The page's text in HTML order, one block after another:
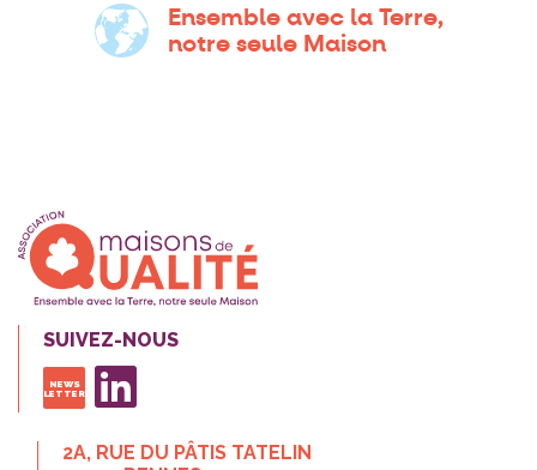
Ensemble avec la Terre,
notre seule Maison
SUIVEZ-NOUS
NEWS
LETTER
2A, RUE DU PÂTIS TATELIN